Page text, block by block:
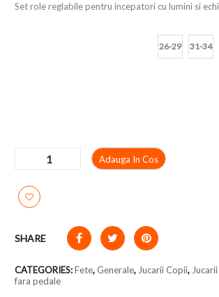
Set role reglabile pentru incepatori cu lumini si
26-29 31-34
Adauga In Cos
SHARE
CATEGORIES:Fete, Generale, Jucarii Copii,
fara pedale